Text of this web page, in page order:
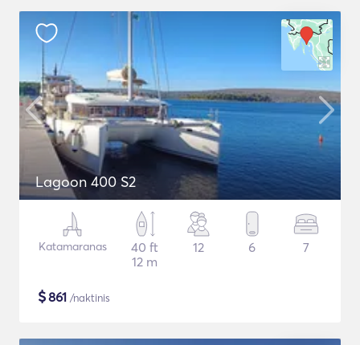
Lagoon 400 S2
Katamaranas
40 ft
12 m
12 6 7
$861 /naktinis